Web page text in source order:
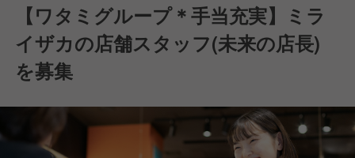
【ワタミグループ＊手当充実】ミラ
イザカの店舗スタッフ(未来の店長)
を募集